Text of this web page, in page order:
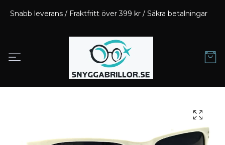
Snabb leverans / Fraktfritt över 399 kr / Säkra betalningar